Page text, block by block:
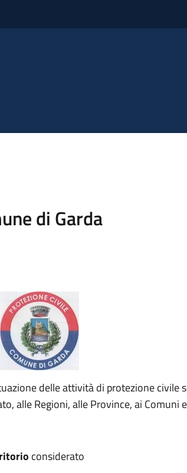
di Garda
delle attività di protezione civile
alle Regioni, alle Province, ai Comuni
considerato